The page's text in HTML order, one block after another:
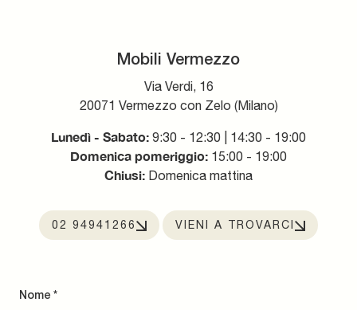
Mobili Vermezzo
Via Verdi, 16
20071 Vermezzo con Zelo (Milano)
Lunedì - Sabato: 9:30 - 12:30 | 14:30 - 19:00
Domenica pomeriggio: 15:00 - 19:00
Chiusi: Domenica mattina
02 94941266 VIENI A TROVARCI